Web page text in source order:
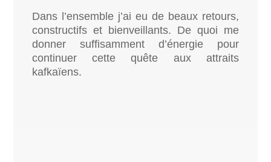
Dans l’ensemble j’ai eu de beaux retours,
constructifs et bienveillants. De quoi me
donner suffisamment d’énergie pour
continuer cette quête aux attraits
kafkaïens.